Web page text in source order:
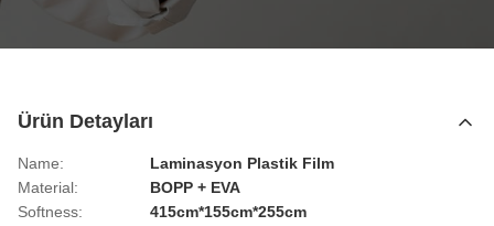
Ürün Detayları
Name:
Laminasyon Plastik Film
Material:
BOPP + EVA
Softness:
415cm*155cm*255cm